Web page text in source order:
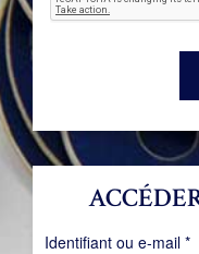
Identifiant ou e-mail *